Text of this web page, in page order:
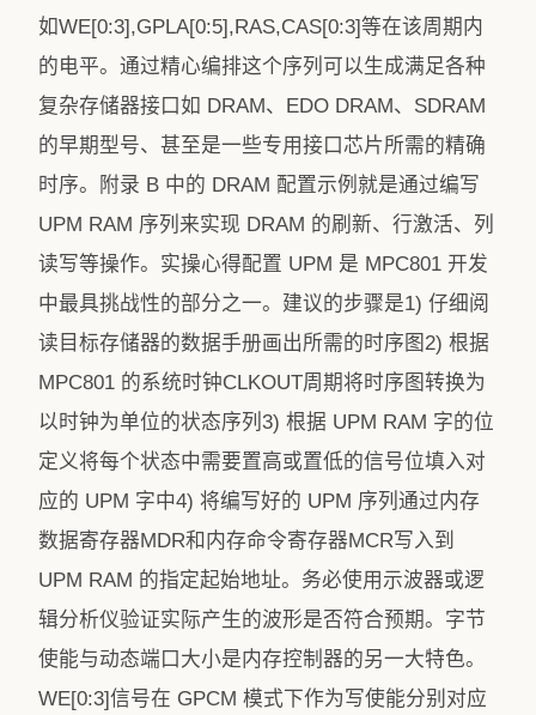
如WE[0:3],GPLA[0:5],RAS,CAS[0:3]等在该周期内
的电平。通过精心编排这个序列可以生成满足各种
复杂存储器接口如 DRAM、EDO DRAM、SDRAM
的早期型号、甚至是一些专用接口芯片所需的精确
时序。附录 B 中的 DRAM 配置示例就是通过编写
UPM RAM 序列来实现 DRAM 的刷新、行激活、列
读写等操作。实操心得配置 UPM 是 MPC801 开发
中最具挑战性的部分之一。建议的步骤是1) 仔细阅
读目标存储器的数据手册画出所需的时序图2) 根据
MPC801 的系统时钟CLKOUT周期将时序图转换为
以时钟为单位的状态序列3) 根据 UPM RAM 字的位
定义将每个状态中需要置高或置低的信号位填入对
应的 UPM 字中4) 将编写好的 UPM 序列通过内存
数据寄存器MDR和内存命令寄存器MCR写入到
UPM RAM 的指定起始地址。务必使用示波器或逻
辑分析仪验证实际产生的波形是否符合预期。字节
使能与动态端口大小是内存控制器的另一大特色。
WE[0:3]信号在 GPCM 模式下作为写使能分别对应